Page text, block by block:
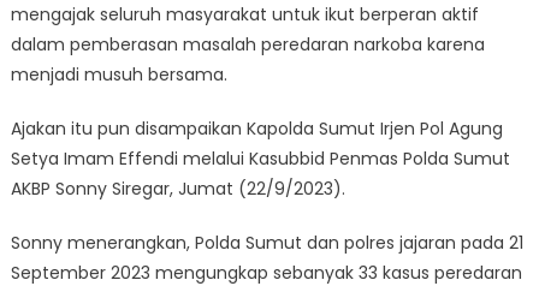
mengajak seluruh masyarakat untuk ikut berperan aktif
dalam pemberasan masalah peredaran narkoba karena
menjadi musuh bersama.
Ajakan itu pun disampaikan Kapolda Sumut Irjen Pol Agung
Setya Imam Effendi melalui Kasubbid Penmas Polda Sumut
AKBP Sonny Siregar, Jumat (22/9/2023).
Sonny menerangkan, Polda Sumut dan polres jajaran pada 21
September 2023 mengungkap sebanyak 33 kasus peredaran